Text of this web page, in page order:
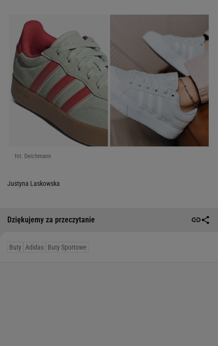
fot. Deichmann
Justyna Laskowska
Dziękujemy za przeczytanie
Buty Adidas Buty Sportowe